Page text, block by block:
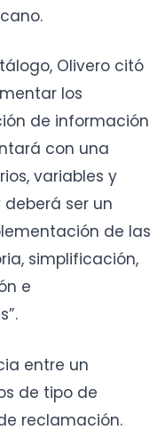
Olivero citó
los
de información
con una
variables y
ser un
de las
simplificación,
e
entre un
de tipo de
reclamación.